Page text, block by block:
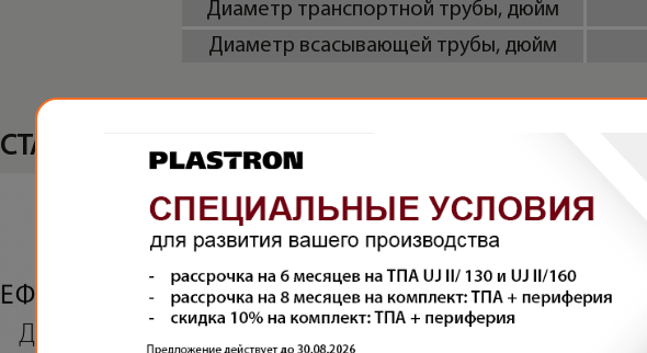
Диаметр транспортной трубы, дюйм
Диаметр всасывающей трубы, дюйм
СТАТЬИ РЕАЛИЗОВАННЫЕ ПРОЕКТЫ